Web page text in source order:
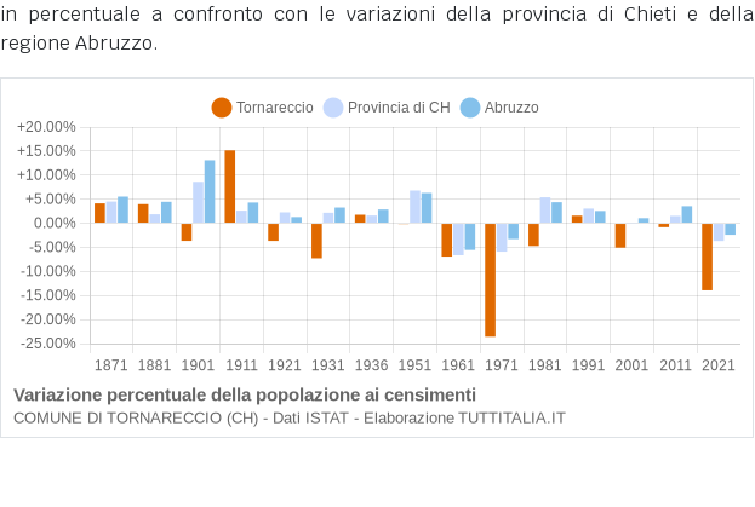
in percentuale a confronto con le variazioni della provincia di Chieti e della
regione Abruzzo.